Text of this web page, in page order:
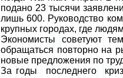
подано 23 тысячи
лишь 600. Руководство
крупных городах, где
Экономисты советуют
обращаться повторно на
новые предложения по
За годы последнего